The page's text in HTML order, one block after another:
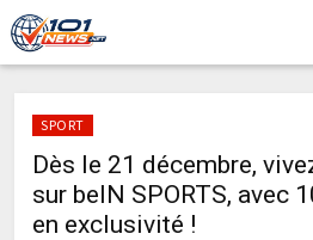
SPORT
Dès le 21 décembre,
sur beIN SPORTS, avec
en exclusivité !